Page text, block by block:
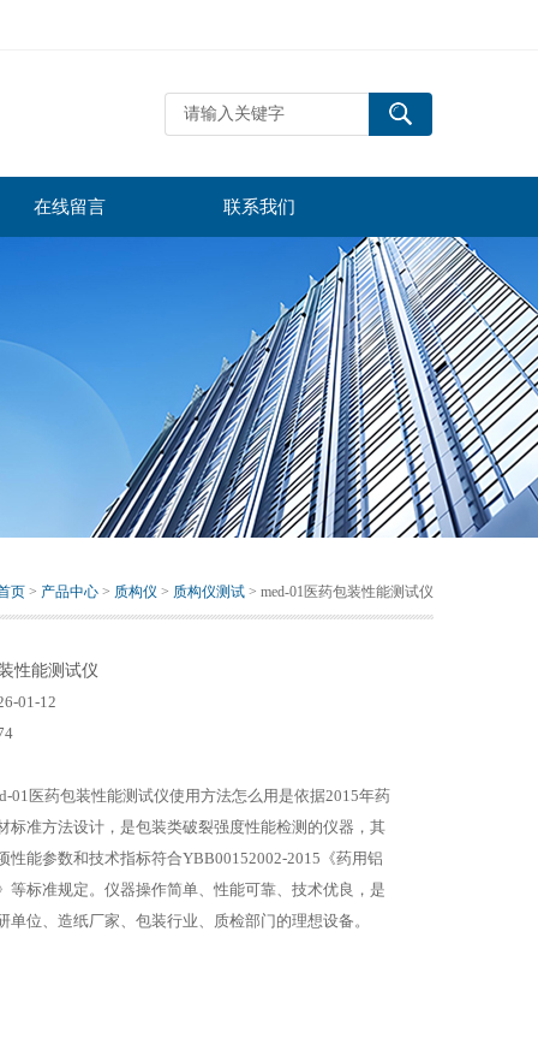
在线留言 联系我们
页 > 产品中心 > 质构仪 > 质构仪测试 > med-01医药包装性能测试仪
性能测试仪
01-12
01医药包装性能测试仪使用方法怎么用是依据2015年药
标准方法设计，是包装类破裂强度性能检测的仪器，其
性能参数和技术指标符合YBB00152002-2015《药用铝
等标准规定。仪器操作简单、性能可靠、技术优良，是
单位、造纸厂家、包装行业、质检部门的理想设备。